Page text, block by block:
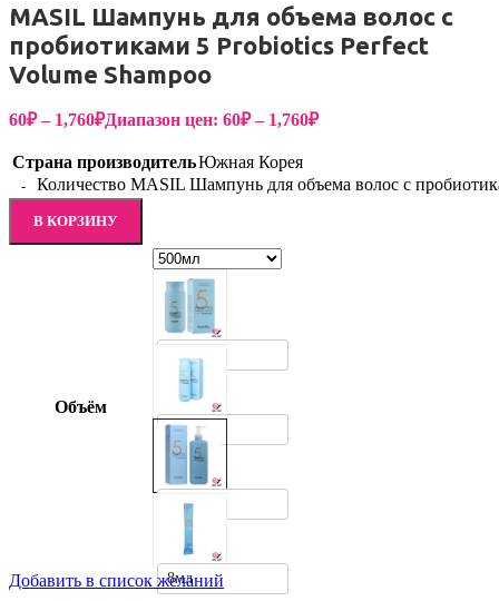
MASIL Шампунь для объема волос с
пробиотиками 5 Probiotics Perfect
Volume Shampoo
60₽ – 1,760₽Диапазон цен: 60₽ – 1,760₽
Страна производительЮжная Корея
Количество MASIL Шампунь для объема волос с
В КОРЗИНУ
Объём
150мл
300мл
500мл
8мл
Добавить в список желаний